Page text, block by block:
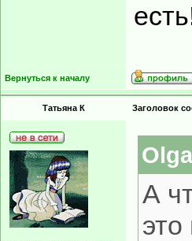
Вернуться к началу
Татьяна К Заголовок
А